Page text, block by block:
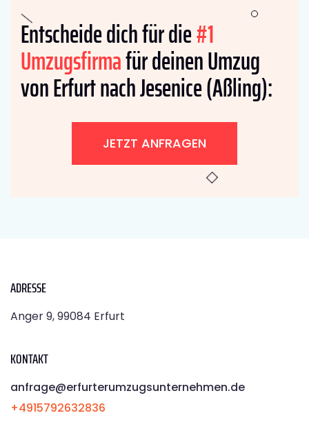
Entscheide dich für die#1
Umzugsfirmafür deinen Umzug
von Erfurt nach Jesenice (Aßling):
JETZT ANFRAGEN
ADRESSE
Anger 9, 99084 Erfurt
KONTAKT
anfrage@erfurterumzugsunternehmen.de
+4915792632836